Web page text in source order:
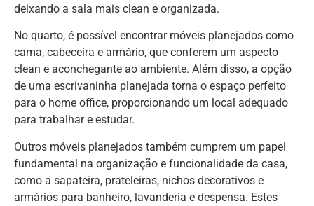
deixando a sala mais clean e organizada.
No quarto, é possível encontrar móveis planejados como
cama, cabeceira e armário, que conferem um aspecto
clean e aconchegante ao ambiente. Além disso, a opção
de uma escrivaninha planejada torna o espaço perfeito
para o home office, proporcionando um local adequado
para trabalhar e estudar.
Outros móveis planejados também cumprem um papel
fundamental na organização e funcionalidade da casa,
como a sapateira, prateleiras, nichos decorativos e
armários para banheiro, lavanderia e despensa. Estes